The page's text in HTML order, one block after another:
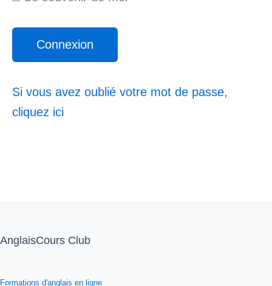
Si vous avez oublié votre mot de passe,
cliquez ici
AnglaisCours Club
Formations d'anglais en ligne